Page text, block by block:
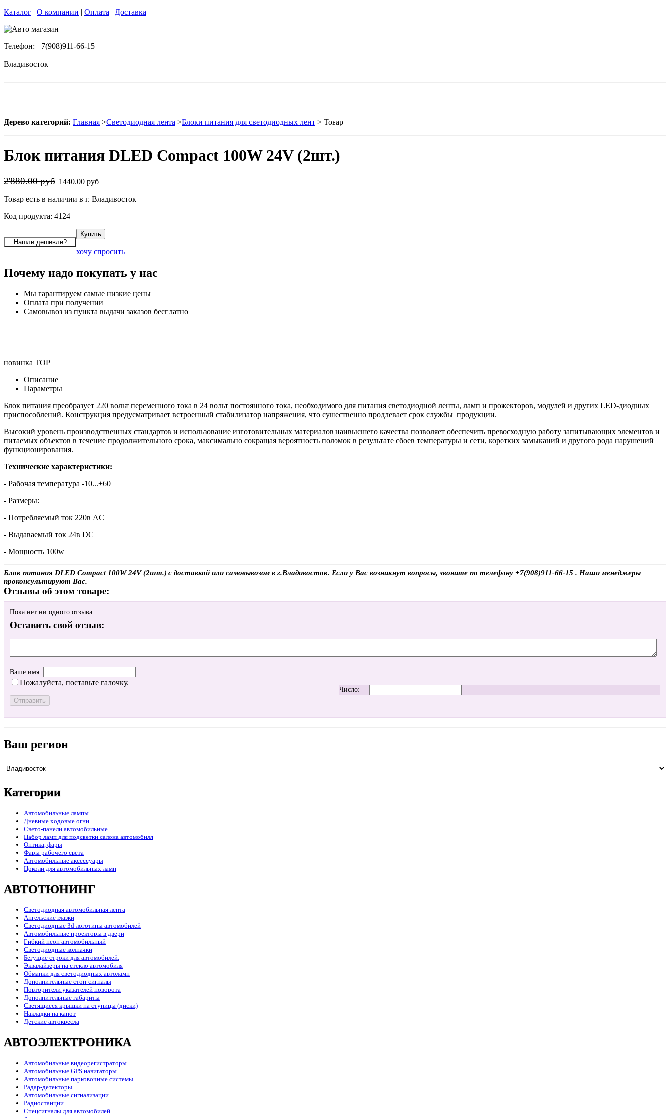
Каталог | О компании | Оплата | Доставка
Телефон: +7(908)911-66-15
Владивосток
Дерево категорий: Главная >Светодиодная лента >Блоки питания для светодиодных лент > Товар
Блок питания DLED Compact 100W 24V (2шт.)
2'880.00 руб 1440.00 руб
Товар есть в наличии в г. Владивосток
Код продукта: 4124
хочу спросить
Почему надо покупать у нас
Мы гарантируем самые низкие цены
Оплата при получении
Самовывоз из пункта выдачи заказов бесплатно
новинка TOP
Описание
Параметры
Блок питания преобразует 220 вольт переменного тока в 24 вольт постоянного тока, необходимого для питания светодиодной ленты, ламп и прожекторов, модулей и других LED-диодных
приспособлений. Конструкция предусматривает встроенный стабилизатор напряжения, что существенно продлевает срок службы продукции.
Высокий уровень производственных стандартов и использование изготовительных материалов наивысшего качества позволяет обеспечить превосходную работу запитывающих элементов и
питаемых объектов в течение продолжительного срока, максимально сокращая вероятность поломок в результате сбоев температуры и сети, коротких замыканий и другого рода нарушений
функционирования.
Технические характеристики:
- Рабочая температура -10...+60
- Размеры:
- Потребляемый ток 220в AC
- Выдаваемый ток 24в DC
- Мощность 100w
Блок питания DLED Compact 100W 24V (2шт.) с доставкой или самовывозом в г.Владивосток. Если у Вас возникнут вопросы, звоните по телефону +7(908)911-66-15 . Наши менеджеры
проконсультируют Вас.
Отзывы об этом товаре:
Пока нет ни одного отзыва
Оставить свой отзыв:
Ваше имя:
Пожалуйста, поставьте галочку.
Число:
Ваш регион
Категории
Автомобильные лампы
Дневные ходовые огни
Свето-панели автомобильные
Набор ламп для подсветки салона автомобиля
Оптика, фары
Фары рабочего света
Автомобильные аксессуары
Цоколи для автомобильных ламп
АВТОТЮНИНГ
Светодиодная автомобильная лента
Ангельские глазки
Светодиодные 3d логотипы автомобилей
Автомобильные проекторы в двери
Гибкий неон автомобильный
Светодиодные колпачки
Бегущие строки для автомобилей.
Эквалайзеры на стекло автомобиля
Обманки для светодиодных автоламп
Дополнительные стоп-сигналы
Повторители указателей поворота
Дополнительные габариты
Светящиеся крышки на ступицы (диски)
Накладки на капот
Детские автокресла
АВТОЭЛЕКТРОНИКА
Автомобильные видеорегистраторы
Автомобильные GPS навигаторы
Автомобильные парковочные системы
Радар-детекторы
Автомобильные сигнализации
Радиостанции
Спецсигналы для автомобилей